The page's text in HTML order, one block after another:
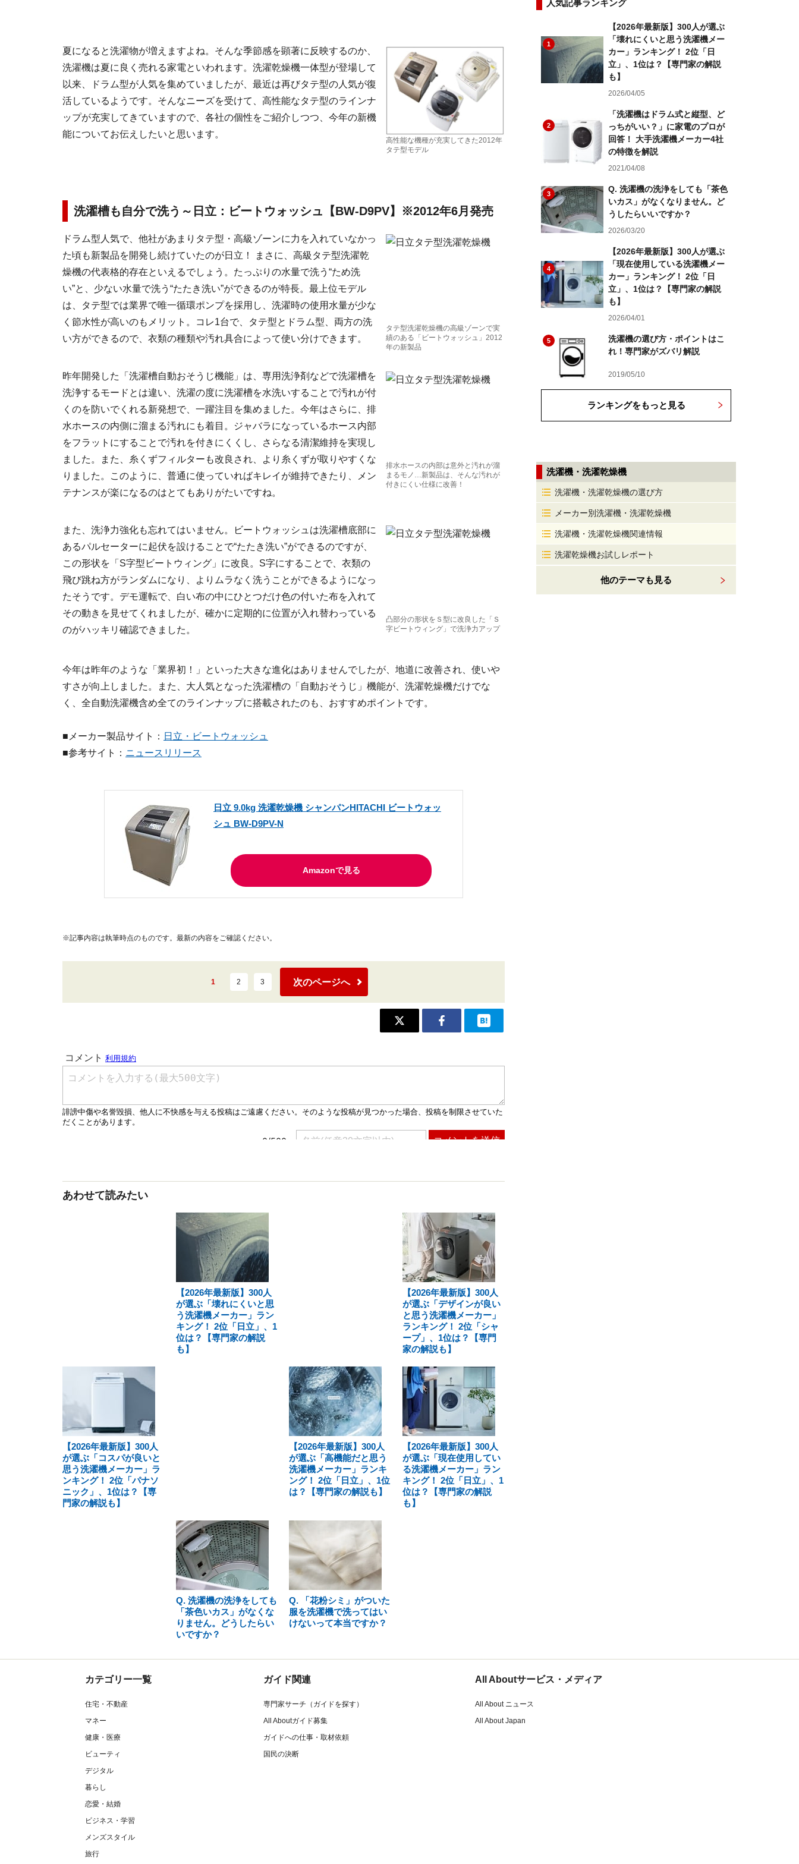
高性能な機種が充実してきた2012年
タテ型モデル
夏になると洗濯物が増えますよね。そんな季節感を顕著に反映するのか、
洗濯機は夏に良く売れる家電といわれます。洗濯乾燥機一体型が登場して
以来、ドラム型が人気を集めていましたが、最近は再びタテ型の人気が復
活しているようです。そんなニーズを受けて、高性能なタテ型のラインナ
ップが充実してきていますので、各社の個性をご紹介しつつ、今年の新機
能についてお伝えしたいと思います。
洗濯槽も自分で洗う～日立：ビートウォッシュ【BW-D9PV】※2012年6月発売
タテ型洗濯乾燥機の高級ゾーンで実
績のある「ビートウォッシュ」2012
年の新製品
ドラム型人気で、他社があまりタテ型・高級ゾーンに力を入れていなかっ
た頃も新製品を開発し続けていたのが日立！ まさに、高級タテ型洗濯乾
燥機の代表格的存在といえるでしょう。たっぷりの水量で洗う“ため洗
い”と、少ない水量で洗う“たたき洗い”ができるのが特長。最上位モデル
は、タテ型では業界で唯一循環ポンプを採用し、洗濯時の使用水量が少な
く節水性が高いのもメリット。コレ1台で、タテ型とドラム型、両方の洗
い方ができるので、衣類の種類や汚れ具合によって使い分けできます。
排水ホースの内部は意外と汚れが溜
まるモノ…新製品は、そんな汚れが
付きにくい仕様に改善！
昨年開発した「洗濯槽自動おそうじ機能」は、専用洗浄剤などで洗濯槽を
洗浄するモードとは違い、洗濯の度に洗濯槽を水洗いすることで汚れが付
くのを防いでくれる新発想で、一躍注目を集めました。今年はさらに、排
水ホースの内側に溜まる汚れにも着目。ジャバラになっているホース内部
をフラットにすることで汚れを付きにくくし、さらなる清潔維持を実現し
ました。また、糸くずフィルターも改良され、より糸くずが取りやすくな
りました。このように、普通に使っていればキレイが維持できたり、メン
テナンスが楽になるのはとてもありがたいですね。
凸部分の形状をＳ型に改良した「Ｓ
字ビートウィング」で洗浄力アップ
また、洗浄力強化も忘れてはいません。ビートウォッシュは洗濯槽底部に
あるパルセーターに起伏を設けることで“たたき洗い”ができるのですが、
この形状を「S字型ビートウィング」に改良。S字にすることで、衣類の
飛び跳ね方がランダムになり、よりムラなく洗うことができるようになっ
たそうです。デモ運転で、白い布の中にひとつだけ色の付いた布を入れて
その動きを見せてくれましたが、確かに定期的に位置が入れ替わっている
のがハッキリ確認できました。
今年は昨年のような「業界初！」といった大きな進化はありませんでしたが、地道に改善され、使いや
すさが向上しました。また、大人気となった洗濯槽の「自動おそうじ」機能が、洗濯乾燥機だけでな
く、全自動洗濯機含め全てのラインナップに搭載されたのも、おすすめポイントです。
■メーカー製品サイト： 日立・ビートウォッシュ
■参考サイト： ニュースリリース
日立 9.0kg 洗濯乾燥機 シャンパンHITACHI ビートウォッ
シュ BW-D9PV-N
Amazonで見る
※記事内容は執筆時点のものです。最新の内容をご確認ください。
1 2 3 次のページへ
あわせて読みたい
【2026年最新版】300人
が選ぶ「壊れにくいと思
う洗濯機メーカー」ラン
キング！ 2位「日立」、1
位は？【専門家の解説
も】
【2026年最新版】300人
が選ぶ「デザインが良い
と思う洗濯機メーカー」
ランキング！ 2位「シャ
ープ」、1位は？【専門
家の解説も】
【2026年最新版】300人
が選ぶ「コスパが良いと
思う洗濯機メーカー」ラ
ンキング！ 2位「パナソ
ニック」、1位は？【専
門家の解説も】
【2026年最新版】300人
が選ぶ「高機能だと思う
洗濯機メーカー」ランキ
ング！ 2位「日立」、1位
は？【専門家の解説も】
【2026年最新版】300人
が選ぶ「現在使用してい
る洗濯機メーカー」ラン
キング！ 2位「日立」、1
位は？【専門家の解説
も】
Q. 洗濯機の洗浄をしても
「茶色いカス」がなくな
りません。どうしたらい
いですか？
Q. 「花粉シミ」がついた
服を洗濯機で洗ってはい
けないって本当ですか？
人気記事ランキング
1
【2026年最新版】300人が選ぶ
「壊れにくいと思う洗濯機メー
カー」ランキング！ 2位「日
立」、1位は？【専門家の解説
も】
2026/04/05
2
「洗濯機はドラム式と縦型、ど
っちがいい？」に家電のプロが
回答！ 大手洗濯機メーカー4社
の特徴を解説
2021/04/08
3
Q. 洗濯機の洗浄をしても「茶色
いカス」がなくなりません。ど
うしたらいいですか？
2026/03/20
4
【2026年最新版】300人が選ぶ
「現在使用している洗濯機メー
カー」ランキング！ 2位「日
立」、1位は？【専門家の解説
も】
2026/04/01
5
洗濯機の選び方・ポイントはこ
れ！専門家がズバリ解説
2019/05/10
ランキングをもっと見る
洗濯機・洗濯乾燥機
洗濯機・洗濯乾燥機の選び方
メーカー別洗濯機・洗濯乾燥機
洗濯機・洗濯乾燥機関連情報
洗濯乾燥機お試しレポート
他のテーマも見る
カテゴリー一覧
住宅・不動産
マネー
健康・医療
ビューティ
デジタル
暮らし
恋愛・結婚
ビジネス・学習
メンズスタイル
旅行
ガイド関連
専門家サーチ（ガイドを探す）
All Aboutガイド募集
ガイドへの仕事・取材依頼
国民の決断
All Aboutサービス・メディア
All About ニュース
All About Japan